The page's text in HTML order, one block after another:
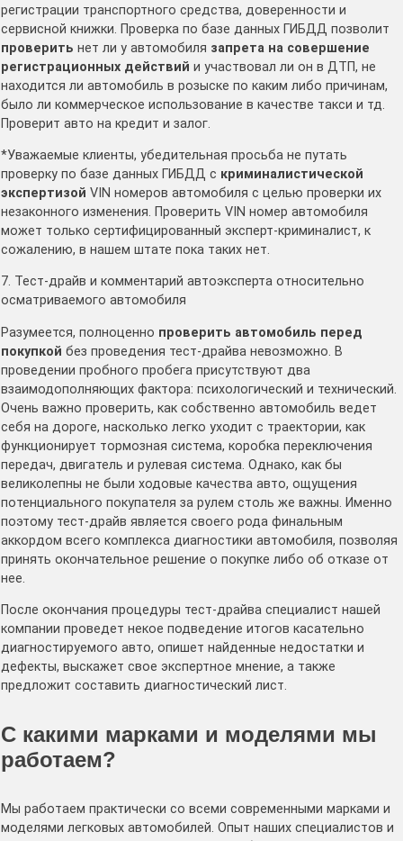
регистрации транспортного средства, доверенности и
сервисной книжки. Проверка по базе данных ГИБДД позволит
проверить нет ли у автомобиля запрета на совершение
регистрационных действий и участвовал ли он в ДТП, не
находится ли автомобиль в розыске по каким либо причинам,
было ли коммерческое использование в качестве такси и тд.
Проверит авто на кредит и залог.
*Уважаемые клиенты, убедительная просьба не путать
проверку по базе данных ГИБДД с криминалистической
экспертизой VIN номеров автомобиля с целью проверки их
незаконного изменения. Проверить VIN номер автомобиля
может только сертифицированный эксперт-криминалист, к
сожалению, в нашем штате пока таких нет.
7. Тест-драйв и комментарий автоэксперта относительно
осматриваемого автомобиля
Разумеется, полноценно проверить автомобиль перед
покупкой без проведения тест-драйва невозможно. В
проведении пробного пробега присутствуют два
взаимодополняющих фактора: психологический и технический.
Очень важно проверить, как собственно автомобиль ведет
себя на дороге, насколько легко уходит с траектории, как
функционирует тормозная система, коробка переключения
передач, двигатель и рулевая система. Однако, как бы
великолепны не были ходовые качества авто, ощущения
потенциального покупателя за рулем столь же важны. Именно
поэтому тест-драйв является своего рода финальным
аккордом всего комплекса диагностики автомобиля, позволяя
принять окончательное решение о покупке либо об отказе от
нее.
После окончания процедуры тест-драйва специалист нашей
компании проведет некое подведение итогов касательно
диагностируемого авто, опишет найденные недостатки и
дефекты, выскажет свое экспертное мнение, а также
предложит составить диагностический лист.
С какими марками и моделями мы
работаем?
Мы работаем практически со всеми современными марками и
моделями легковых автомобилей. Опыт наших специалистов и